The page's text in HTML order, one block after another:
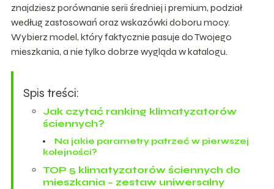
znajdziesz porównanie serii średniej i premium, podział
według zastosowań oraz wskazówki doboru mocy.
Wybierz model, który faktycznie pasuje do Twojego
mieszkania, a nie tylko dobrze wygląda w katalogu.
Spis treści:
Jak czytać ranking klimatyzatorów
ściennych?
Na jakie parametry patrzeć w pierwszej
kolejności?
TOP 5 klimatyzatorów ściennych do
mieszkania – zestaw uniwersalny